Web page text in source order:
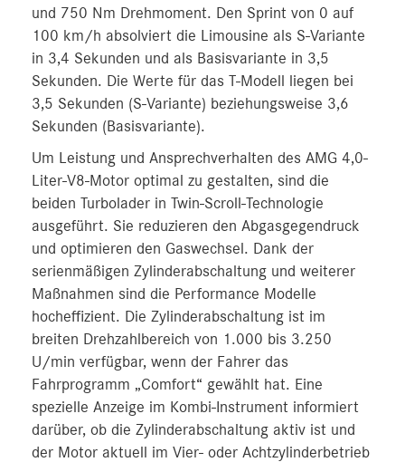
und 750 Nm Drehmoment. Den Sprint von 0 auf
100 km/h absolviert die Limousine als S-Variante
in 3,4 Sekunden und als Basisvariante in 3,5
Sekunden. Die Werte für das T-Modell liegen bei
3,5 Sekunden (S-Variante) beziehungsweise 3,6
Sekunden (Basisvariante).
Um Leistung und Ansprechverhalten des AMG 4,0-
Liter-V8-Motor optimal zu gestalten, sind die
beiden Turbolader in Twin-Scroll-Technologie
ausgeführt. Sie reduzieren den Abgasgegendruck
und optimieren den Gaswechsel. Dank der
serienmäßigen Zylinderabschaltung und weiterer
Maßnahmen sind die Performance Modelle
hocheffizient. Die Zylinderabschaltung ist im
breiten Drehzahlbereich von 1.000 bis 3.250
U/min verfügbar, wenn der Fahrer das
Fahrprogramm „Comfort“ gewählt hat. Eine
spezielle Anzeige im Kombi-Instrument informiert
darüber, ob die Zylinderabschaltung aktiv ist und
der Motor aktuell im Vier- oder Achtzylinderbetrieb